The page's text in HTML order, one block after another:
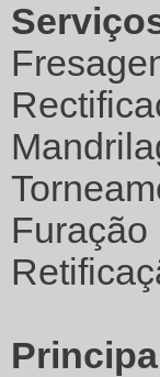
Furação